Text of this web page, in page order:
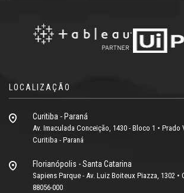
LOCALIZAÇÃO
Curitiba - Paraná
Av. Imaculada Conceição, 1430 - Bloco 1 • Prado
Curitiba - Paraná
Florianópolis - Santa Catarina
Sapiens Parque - Av. Luiz Boiteux Piazza, 1302 •
88056-000